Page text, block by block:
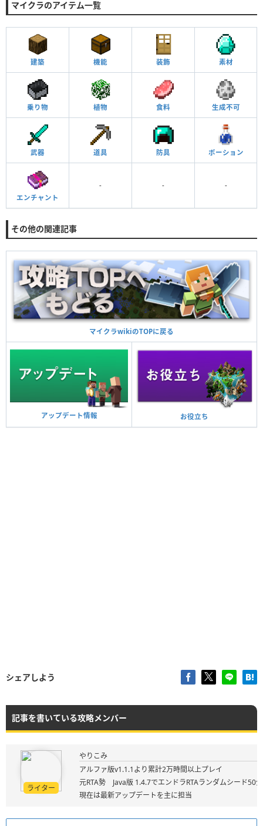
マイクラのアイテム一覧
建築 機能 装飾 素材
乗り物 植物 食料 生成不可
武器 道具 防具 ポーション
エンチャント
- - -
その他の関連記事
マイクラwikiのTOPに戻る
アップデート情報 お役立ち
シェアしよう
記事を書いている攻略メンバー
ライター
やりこみ
アルファ版v1.1.1より累計2万時間以上プレイ
元RTA勢 Java版 1.4.7でエンドラRTAランダムシード50
現在は最新アップデートを主に担当